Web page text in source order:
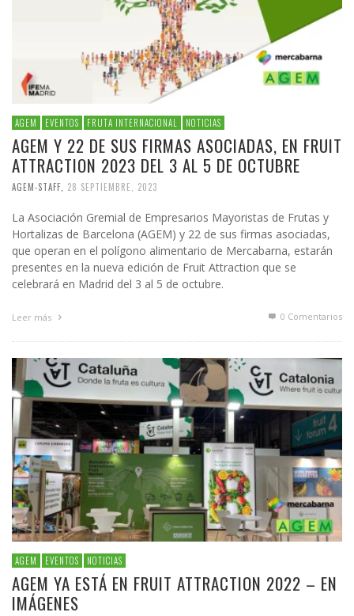
AGEM EVENTOS FRUTA INTERNACIONAL NOTICIAS
AGEM Y 22 DE SUS FIRMAS ASOCIADAS, EN FRUIT
ATTRACTION 2023 DEL 3 AL 5 DE OCTUBRE
AGEM-STAFF 28 SEPTIEMBRE, 2023
La Asociación Gremial de Empresarios Mayoristas de Frutas y
Hortalizas de Barcelona (AGEM) y 22 de sus firmas asociadas,
que operan en el polígono alimentario de Mercabarna, estarán
presentes en la nueva edición de Fruit Attraction que se
celebrará en Madrid del 3 al 5 de octubre.
Leer más 0 Comentarios
AGEM EVENTOS NOTICIAS
AGEM YA ESTÁ EN FRUIT ATTRACTION 2022 – EN
IMÁGENES